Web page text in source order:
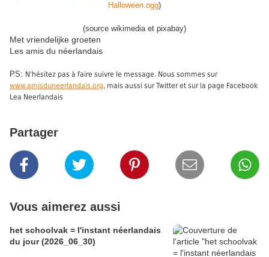
Halloween.ogg)
(source wikimedia et pixabay)
Met vriendelijke groeten
Les amis du néerlandais
PS: N'hésitez pas à faire suivre le message. Nous sommes sur
www.amisduneerlandais.org, mais aussi sur Twitter et sur la page Facebook
Lea Neerlandais
Partager
Vous aimerez aussi
het schoolvak = l'instant néerlandais
du jour (2026_06_30)